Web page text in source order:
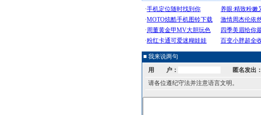
■ 我来说两句
用 户：
匿名发出：
请各位遵纪守法并注意语言文明。